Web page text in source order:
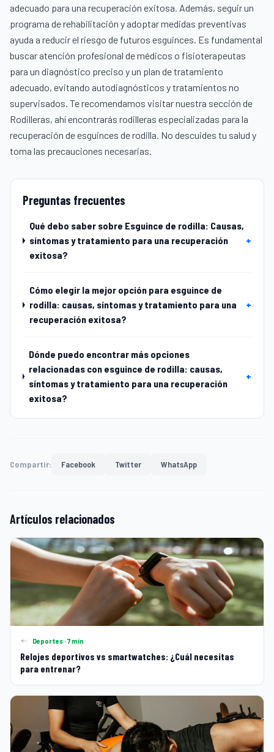
adecuado para una recuperación exitosa. Además, seguir un
programa de rehabilitación y adoptar medidas preventivas
ayuda a reducir el riesgo de futuros esguinces. Es fundamental
buscar atención profesional de médicos o fisioterapeutas
para un diagnóstico preciso y un plan de tratamiento
adecuado, evitando autodiagnósticos y tratamientos no
supervisados. Te recomendamos visitar nuestra sección de
Rodilleras, ahí encontrarás rodilleras especializadas para la
recuperación de esguinces de rodilla. No descuides tu salud y
toma las precauciones necesarias.
Preguntas frecuentes
Qué debo saber sobre Esguince de rodilla: Causas,
síntomas y tratamiento para una recuperación
exitosa?
+
Cómo elegir la mejor opción para esguince de
rodilla: causas, síntomas y tratamiento para una
recuperación exitosa?
+
Dónde puedo encontrar más opciones
relacionadas con esguince de rodilla: causas,
síntomas y tratamiento para una recuperación
exitosa?
+
Compartir: Facebook Twitter WhatsApp
Artículos relacionados
Deportes · 7 min
Relojes deportivos vs smartwatches: ¿Cuál necesitas
para entrenar?